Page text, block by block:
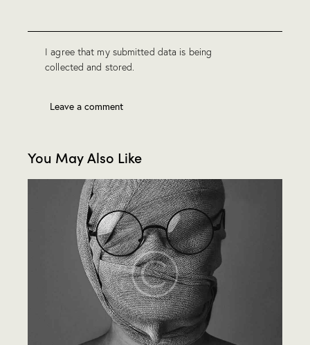
I agree that my submitted data is being
collected and stored
You May Also Like